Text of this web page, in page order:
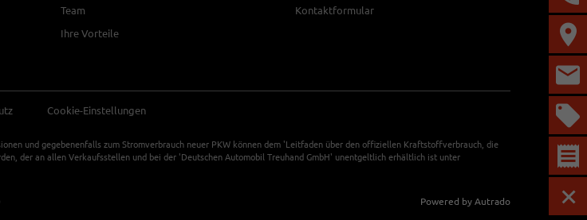
Team
Ihre Vorteile
Kontaktformular
Cookie-Einstellungen
und gegebenenfalls zum Stromverbrauch neuer PKW können dem 'Leitfaden über den offiziellen Kraftstoffverbrauch, die
der an allen Verkaufsstellen und bei der 'Deutschen Automobil Treuhand GmbH' unentgeltlich erhältlich ist unter
Powered by Autrado